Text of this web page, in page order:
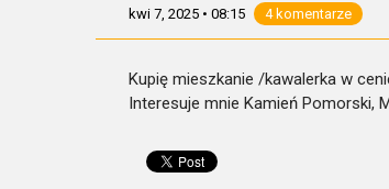
kwi 7, 2025 • 08:15 4 komentarze
Kupię mieszkanie /kawalerka w
Interesuje mnie Kamień Pomorski,